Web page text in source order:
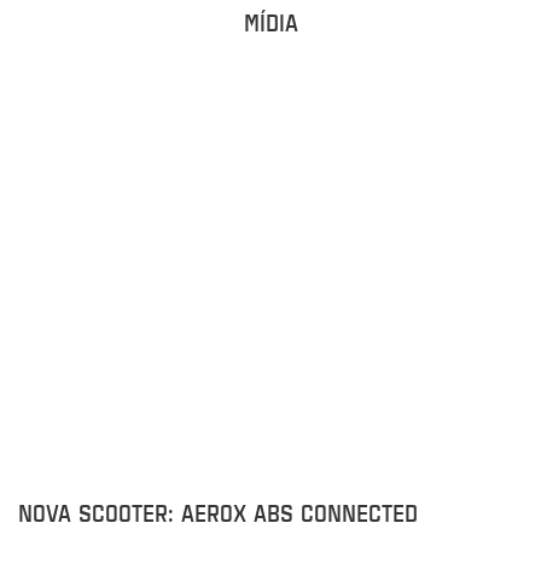
MÍDIA
NOVA SCOOTER: AEROX ABS CONNECTED